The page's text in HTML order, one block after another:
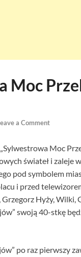
Moc
a Comment
Moc
świateł i zaleje
pod symbolem
i przed
Grzegorz Hyży,
swoją 40-stkę
po raz pierwszy